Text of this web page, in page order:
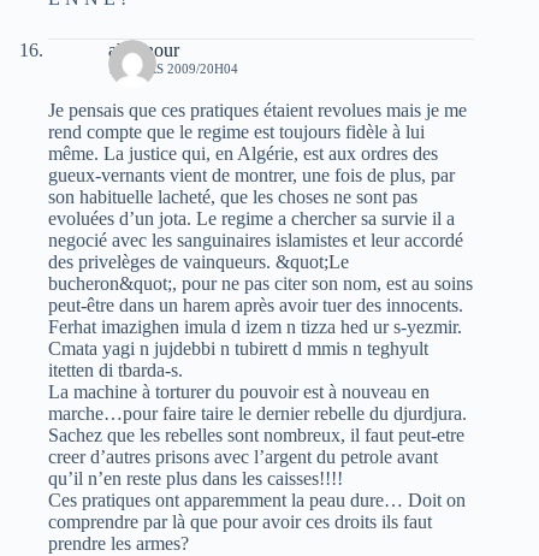
abdenour
17 MARS 2009/20H04
Je pensais que ces pratiques étaient revolues mais je me
rend compte que le regime est toujours fidèle à lui
même. La justice qui, en Algérie, est aux ordres des
gueux-vernants vient de montrer, une fois de plus, par
son habituelle lacheté, que les choses ne sont pas
evoluées d’un jota. Le regime a chercher sa survie il a
negocié avec les sanguinaires islamistes et leur accordé
des privelèges de vainqueurs. &quot;Le
bucheron&quot;, pour ne pas citer son nom, est au soins
peut-être dans un harem après avoir tuer des innocents.
Ferhat imazighen imula d izem n tizza hed ur s-yezmir.
Cmata yagi n jujdebbi n tubirett d mmis n teghyult
itetten di tbarda-s.
La machine à torturer du pouvoir est à nouveau en
marche…pour faire taire le dernier rebelle du djurdjura.
Sachez que les rebelles sont nombreux, il faut peut-etre
creer d’autres prisons avec l’argent du petrole avant
qu’il n’en reste plus dans les caisses!!!!
Ces pratiques ont apparemment la peau dure… Doit on
comprendre par là que pour avoir ces droits ils faut
prendre les armes?